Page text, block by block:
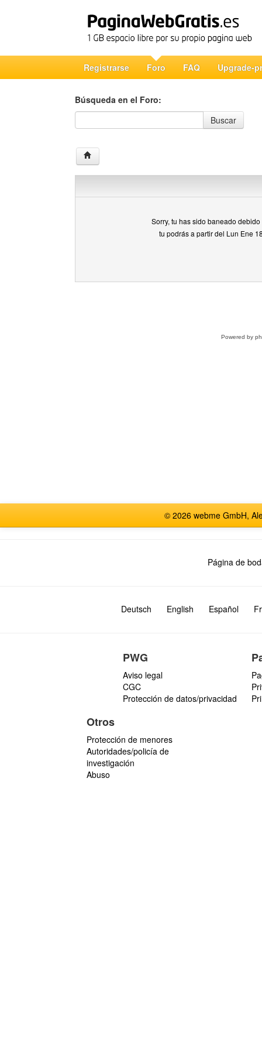
Registrarse Foro FAQ Upgrade-
Búsqueda en el Foro:
Búsqueda en el Foro
Buscar
Sorry, tu has sido baneado
tu podrás a partir del Lun Ene
Powered by
© 2026 webme GmbH,
Página de
Deutsch English Español
PWG
Aviso legal
CGC
Protección de datos/privacidad
Otros
Protección de menores
Autoridades/policía de
investigación
Abuso